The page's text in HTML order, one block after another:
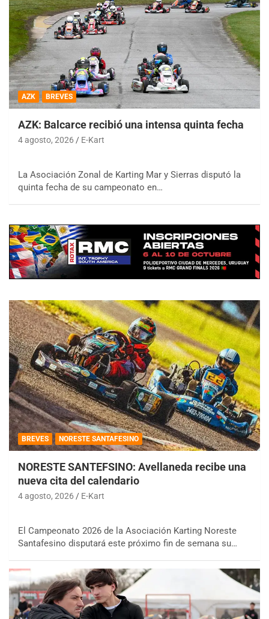
AZK BREVES
AZK: Balcarce recibió una intensa quinta fecha
4 agosto, 2026 E-Kart
La Asociación Zonal de Karting Mar y Sierras disputó la
quinta fecha de su campeonato en…
BREVES NORESTE SANTAFESINO
NORESTE SANTEFSINO: Avellaneda recibe una
nueva cita del calendario
4 agosto, 2026 E-Kart
El Campeonato 2026 de la Asociación Karting Noreste
Santafesino disputará este próximo fin de semana su…